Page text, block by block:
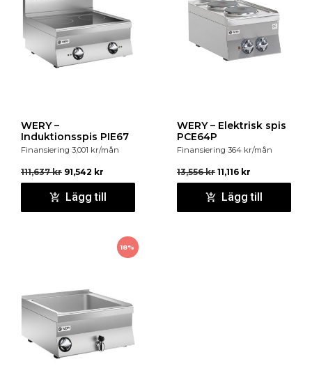
WERY –
Induktionsspis PIE67
Finansiering 3,001 kr/mån
111,637kr 91,542 kr
Lägg till
WERY – Elektrisk spis
PCE64P
Finansiering 364 kr/mån
13,556kr 11,116 kr
Lägg till
18%